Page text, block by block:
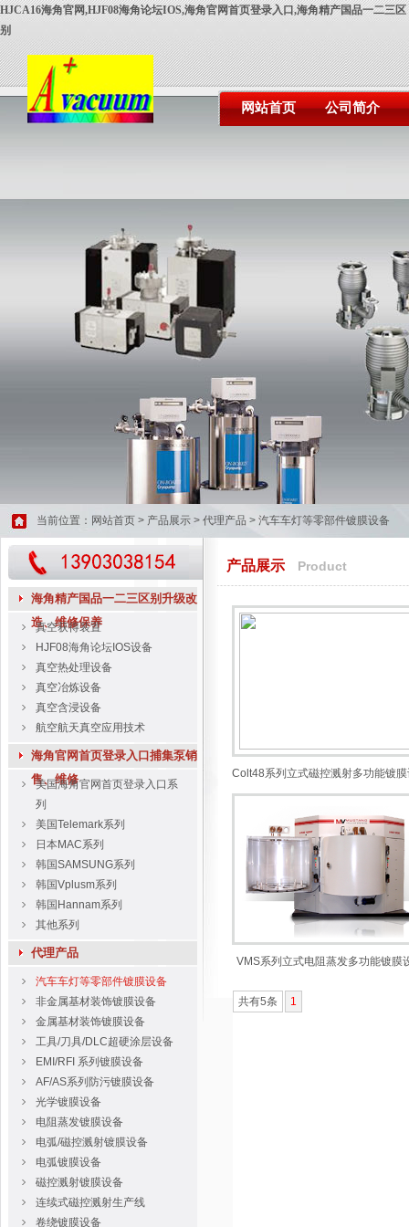
HJCA16海角官网,HJF08海角论坛IOS,海角官网首页登录入口,海角精产国品一二三区
别
网站首页 公司简介
当前位置： 网站首页 > 产品展示 > 代理产品 > 汽车车灯等零部件镀膜设备
海角精产国品一二三区别升级改
造、维修保养
真空获得装置
HJF08海角论坛IOS设备
真空热处理设备
真空冶炼设备
真空含浸设备
航空航天真空应用技术
海角官网首页登录入口捕集泵销
售、维修
美国海角官网首页登录入口系
列
美国Telemark系列
日本MAC系列
韩国SAMSUNG系列
韩国Vplusm系列
韩国Hannam系列
其他系列
代理产品
汽车车灯等零部件镀膜设备
非金属基材装饰镀膜设备
金属基材装饰镀膜设备
工具/刀具/DLC超硬涂层设备
EMI/RFI 系列镀膜设备
AF/AS系列防污镀膜设备
光学镀膜设备
电阻蒸发镀膜设备
电弧/磁控溅射镀膜设备
电弧镀膜设备
磁控溅射镀膜设备
连续式磁控溅射生产线
卷绕镀膜设备
产品展示 Product
Colt48系列立式磁控溅射多功能镀
VMS系列立式电阻蒸发多功能镀膜
共有5条 1